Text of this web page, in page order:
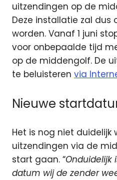
uitzendingen op de
Deze installatie zal dus
worden. Vanaf 1 juni
voor onbepaalde tijd
op de middengolf. De
te beluisteren via
Nieuwe
Het is nog niet duidelijk
uitzendingen via de
start gaan. “Onduidelijk
datum wij de zender